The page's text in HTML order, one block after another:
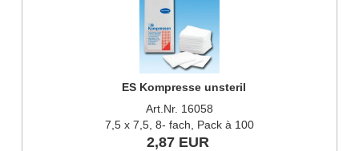
ES Kompresse unsteril
Art.Nr. 16058
7,5 x 7,5, 8- fach, Pack à 100
2,87 EUR